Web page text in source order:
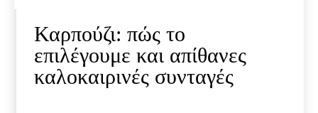
Καρπούζι: πώς το
επιλέγουμε και απίθανες
καλοκαιρινές συνταγές